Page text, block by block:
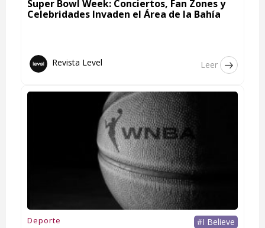
Super Bowl Week: Conciertos, Fan Zones y
Celebridades Invaden el Área de la Bahía
Revista Level Leer
Deporte #I Believe